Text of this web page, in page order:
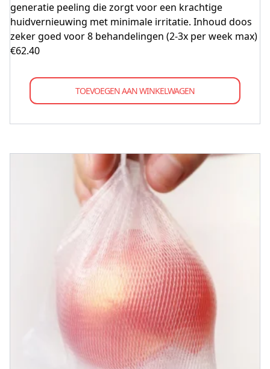
generatie peeling die zorgt voor een krachtige
huidvernieuwing met minimale irritatie. Inhoud doos
zeker goed voor 8 behandelingen (2-3x per week max)
€62.40
TOEVOEGEN AAN WINKELWAGEN